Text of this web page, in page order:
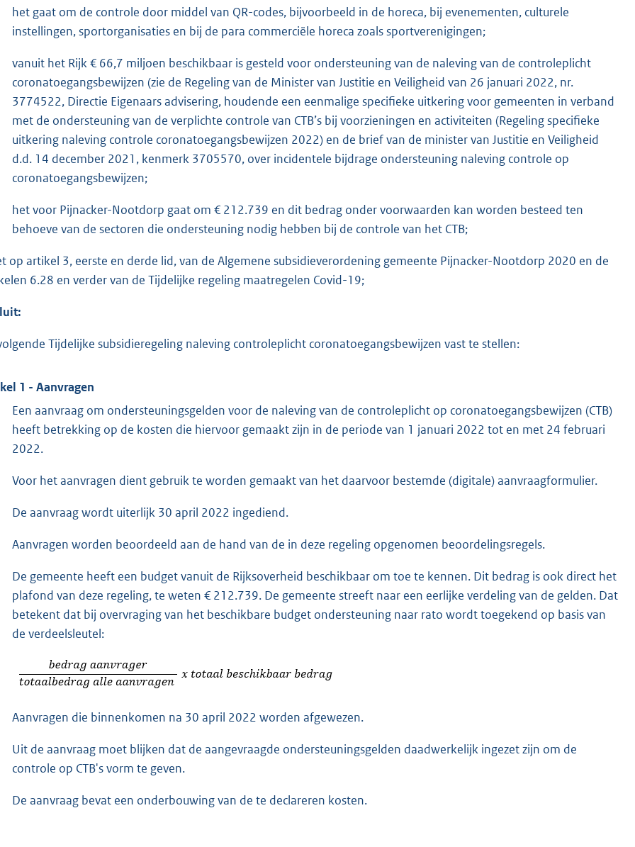
het gaat om de controle door middel van QR-codes, bijvoorbeeld in de horeca, bij evenementen, culturele
instellingen, sportorganisaties en bij de para commerciële horeca zoals sportverenigingen;
vanuit het Rijk € 66,7 miljoen beschikbaar is gesteld voor ondersteuning van de naleving van de controleplicht
coronatoegangsbewijzen (zie de Regeling van de Minister van Justitie en Veiligheid van 26 januari 2022, nr.
3774522, Directie Eigenaars advisering, houdende een eenmalige specifieke uitkering voor gemeenten in verband
met de ondersteuning van de verplichte controle van CTB’s bij voorzieningen en activiteiten (Regeling specifieke
uitkering naleving controle coronatoegangsbewijzen 2022) en de brief van de minister van Justitie en Veiligheid
d.d. 14 december 2021, kenmerk 3705570, over incidentele bijdrage ondersteuning naleving controle op
coronatoegangsbewijzen;
het voor Pijnacker-Nootdorp gaat om € 212.739 en dit bedrag onder voorwaarden kan worden besteed ten
behoeve van de sectoren die ondersteuning nodig hebben bij de controle van het CTB;
op artikel 3, eerste en derde lid, van de Algemene subsidieverordening gemeente Pijnacker-Nootdorp 2020 en de
6.28 en verder van de Tijdelijke regeling maatregelen Covid-19;
Tijdelijke subsidieregeling naleving controleplicht coronatoegangsbewijzen vast te stellen:
1 - Aanvragen
Een aanvraag om ondersteuningsgelden voor de naleving van de controleplicht op coronatoegangsbewijzen (CTB)
heeft betrekking op de kosten die hiervoor gemaakt zijn in de periode van 1 januari 2022 tot en met 24 februari
2022.
Voor het aanvragen dient gebruik te worden gemaakt van het daarvoor bestemde (digitale) aanvraagformulier.
De aanvraag wordt uiterlijk 30 april 2022 ingediend.
Aanvragen worden beoordeeld aan de hand van de in deze regeling opgenomen beoordelingsregels.
De gemeente heeft een budget vanuit de Rijksoverheid beschikbaar om toe te kennen. Dit bedrag is ook direct het
plafond van deze regeling, te weten € 212.739. De gemeente streeft naar een eerlijke verdeling van de gelden. Dat
betekent dat bij overvraging van het beschikbare budget ondersteuning naar rato wordt toegekend op basis van
de verdeelsleutel:
Aanvragen die binnenkomen na 30 april 2022 worden afgewezen.
Uit de aanvraag moet blijken dat de aangevraagde ondersteuningsgelden daadwerkelijk ingezet zijn om de
controle op CTB's vorm te geven.
De aanvraag bevat een onderbouwing van de te declareren kosten.